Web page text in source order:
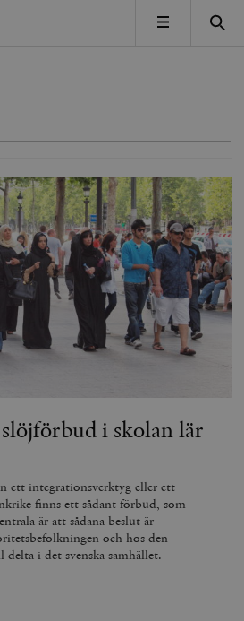
MENY
i skolan lär
ett integrationsverktyg eller ett
finns ett sådant förbud, som
är att sådana beslut är
och hos den
i det svenska samhället.